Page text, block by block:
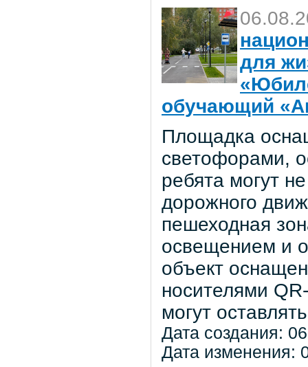
для
обучающий
Площадка
светофорами,
ребята могут
дорожного
пешеходная
освещением и
объект
носителями
могут
Дата создания:
Дата изменения: